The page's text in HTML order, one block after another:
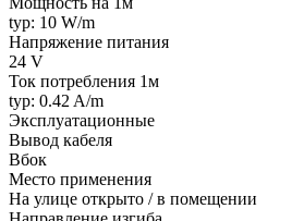
typ: 10 W/m
Напряжение питания
24 V
Ток потребления 1м
typ: 0.42 A/m
Эксплуатационные
Вывод кабеля
Вбок
Место применения
На улице открыто / в помещении